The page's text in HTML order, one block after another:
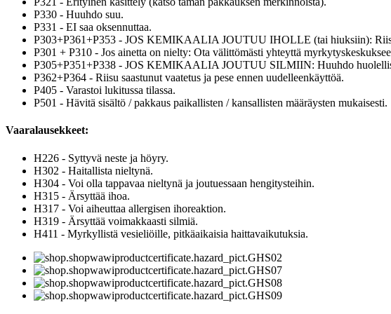
P330 - Huuhdo suu.
P331 - EI saa oksennuttaa.
P303+P361+P353 - JOS KEMIKAALIA JOUTUU IHOLLE (tai hiuksiin):
P301 + P310 - Jos ainetta on nielty: Ota välittömästi yhteyttä
P305+P351+P338 - JOS KEMIKAALIA JOUTUU SILMIIN: Huuhdo
P362+P364 - Riisu saastunut vaatetus ja pese ennen uudelleenkäyttöä.
P405 - Varastoi lukitussa tilassa.
P501 - Hävitä sisältö / pakkaus paikallisten / kansallisten määräysten mukaisesti.
Vaaralausekkeet:
H226 - Syttyvä neste ja höyry.
H302 - Haitallista nieltynä.
H304 - Voi olla tappavaa nieltynä ja joutuessaan hengitysteihin.
H315 - Ärsyttää ihoa.
H317 - Voi aiheuttaa allergisen ihoreaktion.
H319 - Ärsyttää voimakkaasti silmiä.
H411 - Myrkyllistä vesieliöille, pitkäaikaisia haittavaikutuksia.